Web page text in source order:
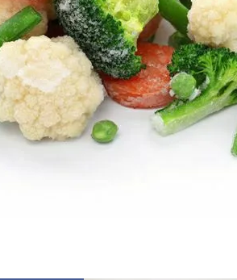
R&D
海外
そ
ル・Dtx
Chemical & Life
ファイン・スペシャリティ・原料
プラスチック・容器・包装材
農薬・農業資材
電子材料
自動車
ライフサイエンス
CDMO